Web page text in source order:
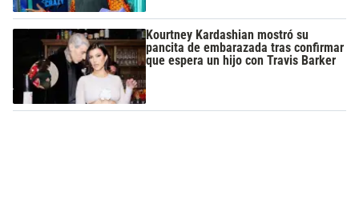
Kourtney Kardashian mostró su
pancita de embarazada tras confirmar
que espera un hijo con Travis Barker